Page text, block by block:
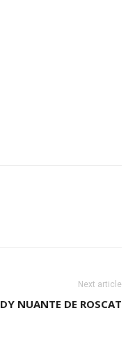
Next article
NUANTE DE ROSCAT